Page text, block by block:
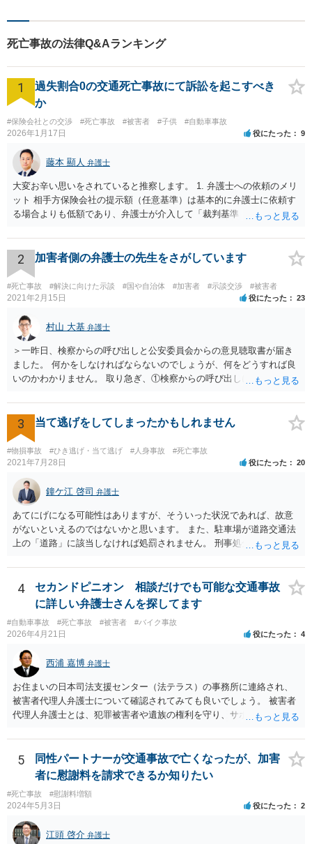
死亡事故の法律Q&Aランキング
1
過失割合0の交通死亡事故にて訴訟を起こすべき
か
#保険会社との交渉 #死亡事故 #被害者 #子供 #自動車事故
2026年1月17日 役にたった 9
藤本 顯人 弁護士
大変お辛い思いをされていると推察します。 1. 弁護士への依頼のメリ
ット 相手方保険会社の提示額（任意基準）は基本的に弁護士に依頼す
る場合よりも低額であり、弁護士が介入して「裁判基準（弁護士基
いです。 2. 訴訟と示談交渉のメリット・デメリット 判決（訴訟）: 勝
訴判決まで至れば、本来の賠償額に加え「遅延損害金（事故時から発
生）」と「弁護士費用相当額（認容額の約1割）」が加算されます。
訴訟上の和解: 訴訟を起こしても、判決前に裁判所での「和解」で終わ
るケースが多いです。 この場合、遅延損害金や弁護士費用はカットさ
あります。 3. 逸失利益（将来の収入）の計算 未就学女児の場合、賃
金センサスの「男女全年齢平均賃金」などを用いて計算することが多
いです。 一般的に「大卒（22歳就労）」前提で計算した方が、「高卒
（18歳就労）」よりも総額が高くなる傾向にあります。 なお、それが
認められるかはご両親の学歴や教育方針や実際の教育状況がどうだっ
せん。 ご質問者様が「長期化しても戦いたい」という強い意志をお持
ちで、かつ、賠償額の最大化（遅延損害金等の獲得）を目指すのであ
れば、示談交渉では妥結せず、提訴（訴訟）を前提に進めるのが最適
解です。 どのような方向性を目指すのかメリットデメリットを検討す
るためにも、相談時には弁護士にその意向を伝え、疑問を解消した方
が良いです。 その上で委任契約を結んだ方が良いです。 なお、弁護士
費用特約に加入されている場合には、相談料10万円、報酬300万円まで
は賄われることが多いので、保険の加入状況もご確認した方が良いで
す。 併せて、交通事故の刑事事件についても被害者参加制度といって
加害者の処分を決める裁判において意見を述べる機会もあります。 ご
2 加害者側の弁護士の先生をさがしています
#死亡事故 #解決に向けた示談 #国や自治体 #加害者 #示談交渉 #被害者
2021年2月15日 役にたった 23
村山 大基 弁護士
＞一昨日、検察からの呼び出しと公安委員会からの意見聴取書が届き
ました。 何かをしなければならないのでしょうが、何をどうすれば良
いのかわかりません。 取り急ぎ、①検察からの呼び出しにはきちんと
いいと思います。 ＞示談と刑事の両方を相談できる弁護士の先生をさ
がしております。 ネットでさがすとあまりの多さに戸惑っておりま
す。 どの方にお願いしても同じなのでしょうか。 話してみた感じや説
明など、いろいろ考慮して判断することになります。 書類が届いたば
かりで不安でしょうから、どこかしら相談に行ってみると良いと思い
ます。 複数の弁護士に相談されて決められるケースもありますし、は
じめに相談したところで依頼しなければならないわけではありませ
ん。
3 当て逃げをしてしまったかもしれません
#物損事故 #ひき逃げ・当て逃げ #人身事故 #死亡事故
2021年7月28日 役にたった 20
鐘ケ江 啓司 弁護士
あてにげになる可能性はありますが、そういった状況であれば、故意
がないといえるのではないかと思います。 また、駐車場が道路交通法
上の「道路」に該当しなければ処罰されません。 刑事処分がなされる
るその他の場所）」にあたるかが重要です。 駐車場が「道路」にあた
るかは難しい問題で、私が経験した事例でも、コインパーキングで警
察官は「道路」と判断して道路交通法違反で立件したものの、検察官
は「道路」にあたらないとして不起訴処分にしたものがあります（検
察官に意見書を出しました）。コンビニやスーパーの駐車場では「道
路」とした裁判例もあります。 「一般交通の用に供するその他の場
所」とは、道路法に規定する道路及び道路運送法に規定する自動車道
以外で不特定の人や車が自由に通行することができる場所をいうとさ
れています。 この判断にあたっては、「道路の体裁の有無」、「客
観性・継続性・反復性の有無」、「公開性の有無」及び「道路性の有
無」を検討するのが一般的です（道路交通執務研究会編著『執務資料
道路交通法解説（１８訂版）』（東京法令出版、２０２０年１１月）
７頁）。つまり、総合判断が必要になります。
4
セカンドピニオン 相談だけでも可能な交通事故
に詳しい弁護士さんを探してます
#自動車事故 #死亡事故 #被害者 #バイク事故
2026年4月21日 役にたった 4
西浦 嘉博 弁護士
お住まいの日本司法支援センター（法テラス）の事務所に連絡され、
被害者代理人弁護士について確認されてみても良いでしょう。 被害者
代理人弁護士とは、犯罪被害者や遺族の権利を守り、サポートする専
との示談交渉、刑事裁判への参加（被害者参加制度）、損害賠償請求
などを代理で行い、被害者や遺族の心理的負担を軽減する役割を担い
ます。 なお、都道府県によっては弁護士会事務局を通して、弁護士会
の被害者支援委員会が窓口となることもあります。 ご依頼の弁護士さ
んと相談された上で、ご参考ください。
5
同性パートナーが交通事故で亡くなったが、加害
者に慰謝料を請求できるか知りたい
#死亡事故 #慰謝料増額
2024年5月3日 役にたった 2
江頭 啓介 弁護士